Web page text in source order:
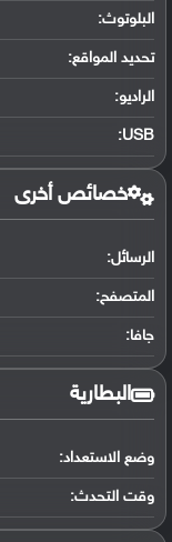
البلوتوث:
تحديد المواقع:
الراديو:
USB
:
خصائص أخرى
الرسائل:
المتصفح:
جافا:
البطارية
وضع الاستعداد:
وقت التحدث: